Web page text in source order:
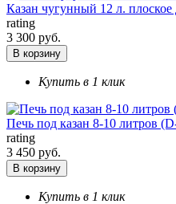
Казан чугунный 12 л.
rating
3 300 руб.
В корзину
Купить в 1 клик
Печь под казан 8-10 литров
rating
3 450 руб.
В корзину
Купить в 1 клик